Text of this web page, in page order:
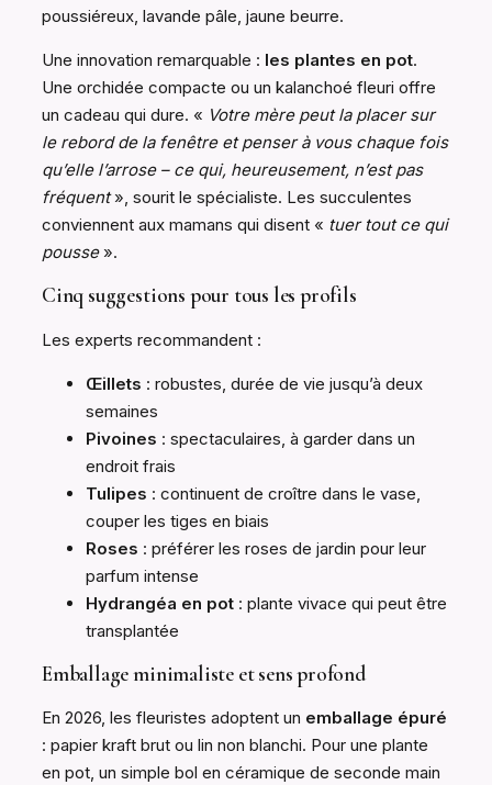
poussiéreux, lavande pâle, jaune beurre.
Une innovation remarquable : les plantes en pot.
Une orchidée compacte ou un kalanchoé fleuri offre
un cadeau qui dure. « Votre mère peut la placer sur
le rebord de la fenêtre et penser à vous chaque fois
qu’elle l’arrose – ce qui, heureusement, n’est pas
fréquent», sourit le spécialiste. Les succulentes
conviennent aux mamans qui disent « tuer tout ce qui
pousse».
Cinq suggestions pour tous les profils
Les experts recommandent :
Œillets : robustes, durée de vie jusqu’à deux
semaines
Pivoines : spectaculaires, à garder dans un
endroit frais
Tulipes : continuent de croître dans le vase,
couper les tiges en biais
Roses : préférer les roses de jardin pour leur
parfum intense
Hydrangéa en pot : plante vivace qui peut être
transplantée
Emballage minimaliste et sens profond
En 2026, les fleuristes adoptent un emballage épuré
: papier kraft brut ou lin non blanchi. Pour une plante
en pot, un simple bol en céramique de seconde main